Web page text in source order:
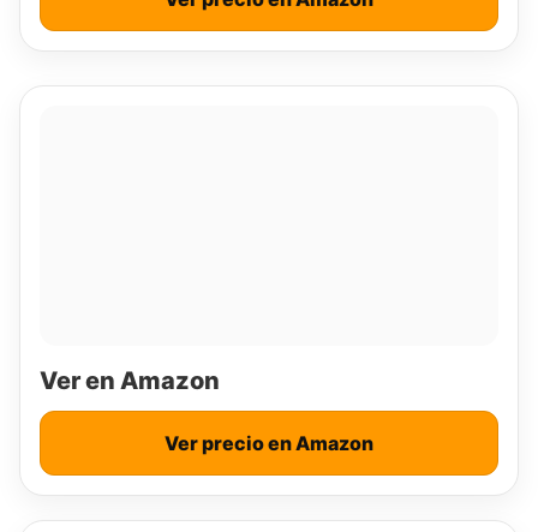
Ver en Amazon
Ver precio en Amazon